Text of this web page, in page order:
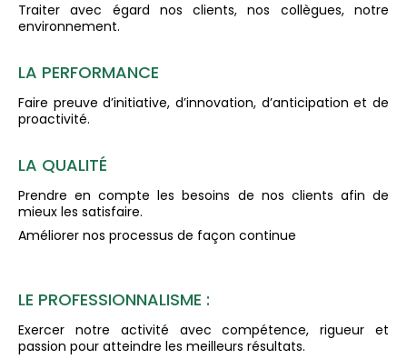
Traiter avec égard nos clients, nos collègues, notre
environnement.
LA PERFORMANCE
Faire preuve d’initiative, d’innovation, d’anticipation et de
proactivité.
LA QUALITÉ
Prendre en compte les besoins de nos clients afin de
mieux les satisfaire.
Améliorer nos processus de façon continue
LE PROFESSIONNALISME :
Exercer notre activité avec compétence, rigueur et
passion pour atteindre les meilleurs résultats.